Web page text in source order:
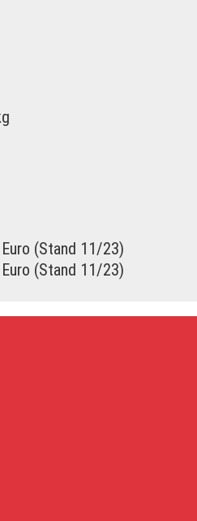
(Stand 11/23)
(Stand 11/23)